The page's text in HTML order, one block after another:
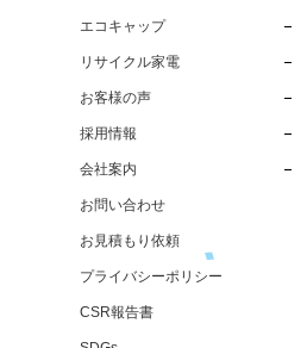
エコキャップ
リサイクル家電
お客様の声
採用情報
会社案内
お問い合わせ
お見積もり依頼
プライバシーポリシー
CSR報告書